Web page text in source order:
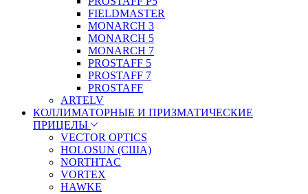
FIELDMASTER
MONARCH 3
MONARCH 5
MONARCH 7
PROSTAFF 5
PROSTAFF 7
PROSTAFF
ARTELV
КОЛЛИМАТОРНЫЕ И ПРИЗМАТИЧЕСКИЕ
ПРИЦЕЛЫ
VECTOR OPTICS
HOLOSUN (США)
NORTHTAC
VORTEX
HAWKE